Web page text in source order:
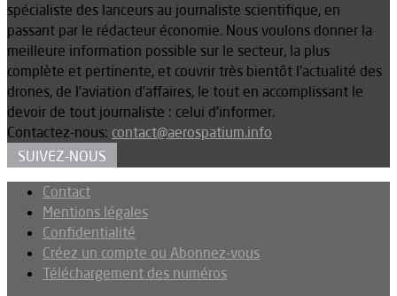
spécialiste des lanceurs au journaliste scientifique, en
passant par le rédacteur économie. Nous voulons donner la
meilleure information possible sur le secteur, la plus
complète et pertinente, et couvrir très bientôt l’actualité des
drones, de l’aviation d’affaires, le tout en accomplissant le
devoir de tout journaliste : celui d’informer.
Contactez-nous: contact@aerospatium.info
SUIVEZ-NOUS
Contact
Mentions légales
Confidentialité
Créez un compte ou Abonnez-vous
Téléchargement des numéros